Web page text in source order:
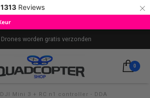
1313 Reviews ×
Drones worden gratis verzonden
0
DJI Mini 3 + RC n1 controller - DDA